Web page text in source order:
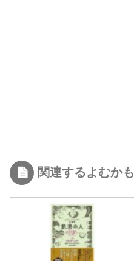
関連するよむかも